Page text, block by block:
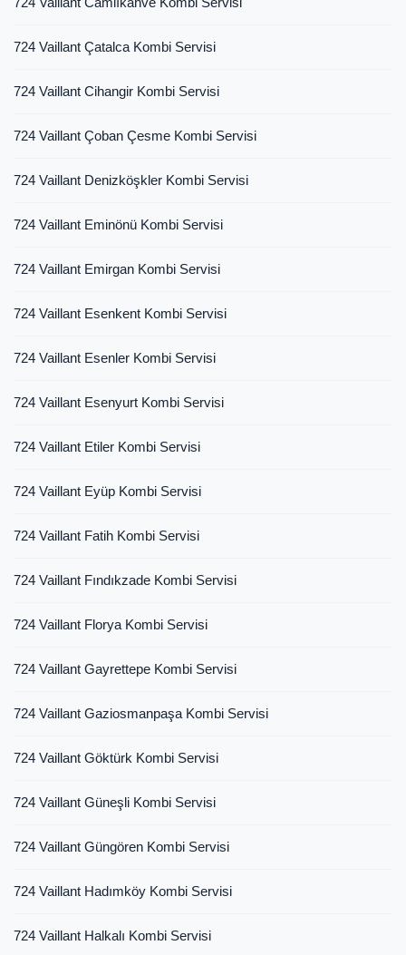
724 Vaillant Çatalca Kombi Servisi
724 Vaillant Cihangir Kombi Servisi
724 Vaillant Çoban Çesme Kombi Servisi
724 Vaillant Denizköşkler Kombi Servisi
724 Vaillant Eminönü Kombi Servisi
724 Vaillant Emirgan Kombi Servisi
724 Vaillant Esenkent Kombi Servisi
724 Vaillant Esenler Kombi Servisi
724 Vaillant Esenyurt Kombi Servisi
724 Vaillant Etiler Kombi Servisi
724 Vaillant Eyüp Kombi Servisi
724 Vaillant Fatih Kombi Servisi
724 Vaillant Fındıkzade Kombi Servisi
724 Vaillant Florya Kombi Servisi
724 Vaillant Gayrettepe Kombi Servisi
724 Vaillant Gaziosmanpaşa Kombi Servisi
724 Vaillant Göktürk Kombi Servisi
724 Vaillant Güneşli Kombi Servisi
724 Vaillant Güngören Kombi Servisi
724 Vaillant Hadımköy Kombi Servisi
724 Vaillant Halkalı Kombi Servisi